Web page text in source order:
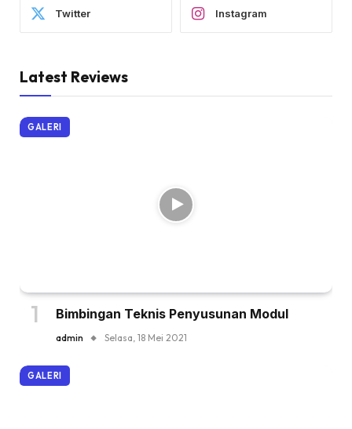
Twitter Instagram
Latest Reviews
GALERI
Bimbingan Teknis Penyusunan Modul
admin Selasa, 18 Mei 2021
GALERI